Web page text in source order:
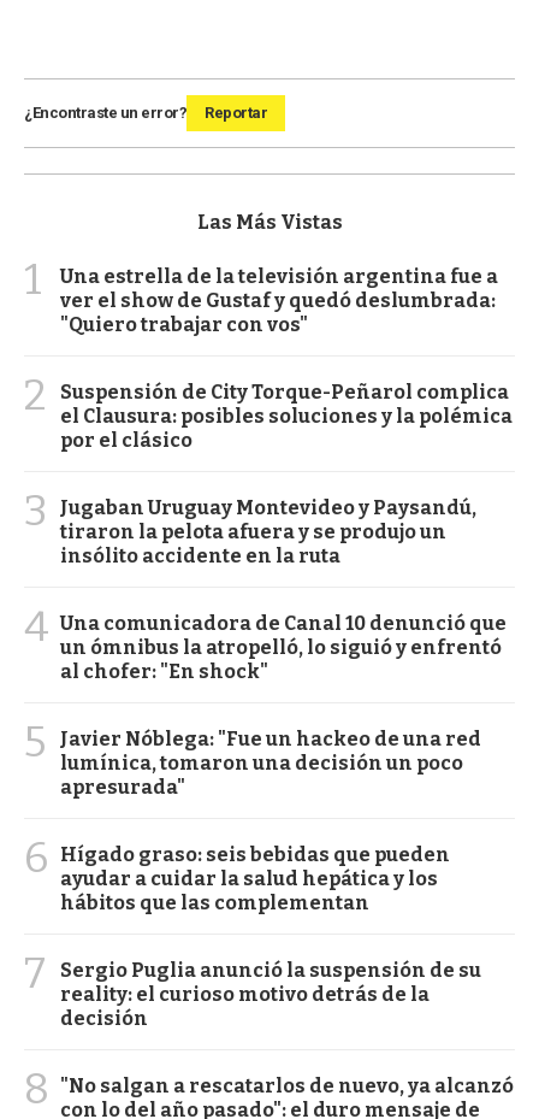
¿Encontraste un error? Reportar
Las Más Vistas
1
Una estrella de la televisión argentina fue a
ver el show de Gustaf y quedó deslumbrada:
"Quiero trabajar con vos"
2
Suspensión de City Torque-Peñarol complica
el Clausura: posibles soluciones y la polémica
por el clásico
3
Jugaban Uruguay Montevideo y Paysandú,
tiraron la pelota afuera y se produjo un
insólito accidente en la ruta
4 Una comunicadora de Canal 10 denunció que
un ómnibus la atropelló, lo siguió y enfrentó
al chofer: "En shock"
5
Javier Nóblega: "Fue un hackeo de una red
lumínica, tomaron una decisión un poco
apresurada"
6
Hígado graso: seis bebidas que pueden
ayudar a cuidar la salud hepática y los
hábitos que las complementan
7
Sergio Puglia anunció la suspensión de su
reality: el curioso motivo detrás de la
decisión
8
"No salgan a rescatarlos de nuevo, ya alcanzó
con lo del año pasado": el duro mensaje de